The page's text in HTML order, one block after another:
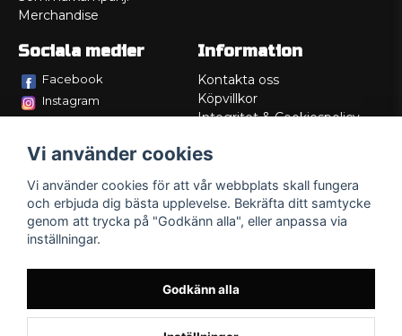
Merchandise
Sociala medier
Facebook
Instagram
Information
Kontakta oss
Köpvillkor
Integritet & Cookiespolicy
Service/Garanti
Lådritning
Om oss
Vi använder cookies
Vi använder cookies för att vår webbplats skall fungera
och erbjuda dig bästa upplevelse. Bekräfta ditt samtycke
genom att trycka på "Godkänn alla", eller anpassa via
inställningar.
Godkänn alla